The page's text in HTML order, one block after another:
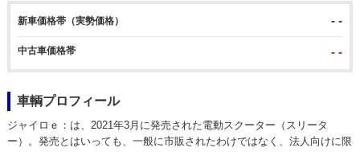
新車価格帯（実勢価格） - -
中古車価格帯 - -
車輌プロフィール
ジャイロｅ：は、2021年3月に発売された電動スクーター（スリータ
ー）。発売とはいっても、一般に市販されたわけではなく、法人向けに限